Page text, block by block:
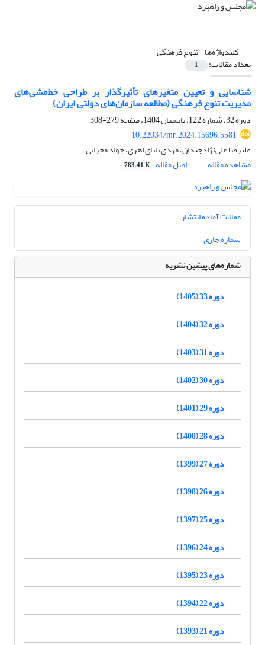
کلیدواژه‌ها =تنوع فرهنگی
تعداد مقالات: 1
شناسایی و تعیین متغیرهای تأثیرگذار بر طراحی خط‌مشی‌های
مدیریت تنوع فرهنگی (مطالعه سازمان‌های دولتی ایران)
دوره 32، شماره 122، تابستان 1404، صفحه
279-308
10.22034/mr.2024.15696.5581
علیرضا علی‌نژادجیدان، مهدی بابای اهری، جواد محرابی
مشاهده مقاله
اصل مقاله 783.41 K
مقالات آماده انتشار
شماره جاری
شماره‌های پیشین نشریه
دوره 33 (1405)
دوره 32 (1404)
دوره 31 (1403)
دوره 30 (1402)
دوره 29 (1401)
دوره 28 (1400)
دوره 27 (1399)
دوره 26 (1398)
دوره 25 (1397)
دوره 24 (1396)
دوره 23 (1395)
دوره 22 (1394)
دوره 21 (1393)